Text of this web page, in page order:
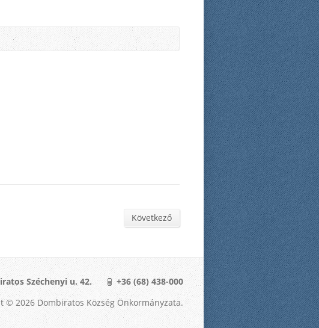
Következő
Széchenyi u. 42.
+36 (68) 438-000
© 2026 Dombiratos Község Önkormányzata.